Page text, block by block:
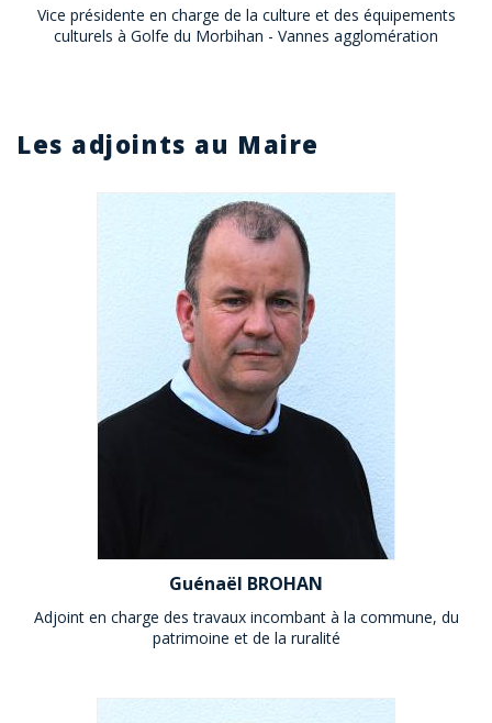
Vice présidente en charge de la culture et des équipements
culturels à Golfe du Morbihan - Vannes agglomération
Les adjoints au Maire
Guénaël BROHAN
Adjoint en charge des travaux incombant à la commune, du
patrimoine et de la ruralité